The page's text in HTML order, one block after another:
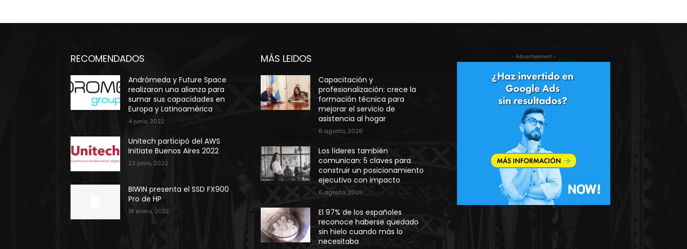
RECOMENDADOS
Andrómeda y Future Space
realizaron una alianza para
sumar sus capacidades en
Europa y Latinoamérica
4 junio, 2022
Unitech participó del AWS
Initiate Buenos Aires 2022
23 junio, 2022
BIWIN presenta el SSD FX900
Pro de HP
18 enero, 2022
MÁS LEIDOS
Capacitación y
profesionalización: crece la
formación técnica para
mejorar el servicio de
asistencia al hogar
6 agosto, 2026
Los líderes también
comunican: 5 claves para
construir un posicionamiento
ejecutivo con impacto
6 agosto, 2026
El 97% de los españoles
reconoce haberse quedado
sin hielo cuando más lo
necesitaba
- Advertisement -